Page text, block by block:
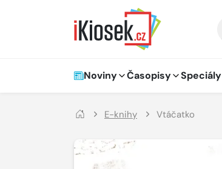
Hlavní navigace
Noviny Časopisy Speciály
E-knihy Vtáčatko